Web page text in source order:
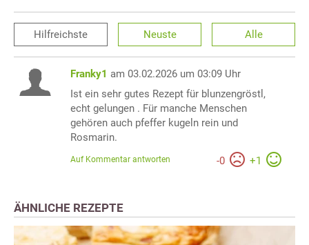
Hilfreichste Neuste Alle
Franky1 am 03.02.2026 um 03:09 Uhr
Ist ein sehr gutes Rezept für blunzengröstl,
echt gelungen . Für manche Menschen
gehören auch pfeffer kugeln rein und
Rosmarin.
-0 +1
Auf Kommentar antworten
ÄHNLICHE REZEPTE